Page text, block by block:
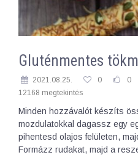
Gluténmentes
2021.08.25. 0 0
12168 megtekintés
Minden hozzávalót készíts
mozdulatokkal dagassz egy
pihentesd olajos felületen,
Formázz rudakat, majd a